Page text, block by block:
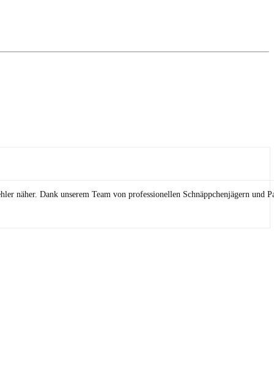
näher. Dank unserem Team von professionellen Schnäppchenjägern und